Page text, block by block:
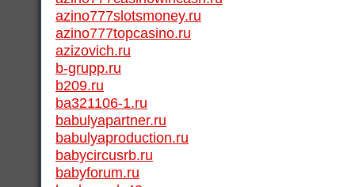
azino777slotsmoney.ru
azino777topcasino.ru
azizovich.ru
b-grupp.ru
b209.ru
ba321106-1.ru
babulyapartner.ru
babulyaproduction.ru
babycircusrb.ru
babyforum.ru